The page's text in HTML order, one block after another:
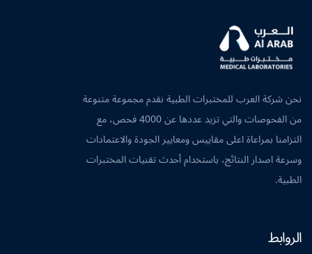
نحن شركة العرب للمختبرات الطبية نقدم مجموعة متنوعة
من الفحوصات والتي تزيد عددها عن 4000 فحص، مع
التزامنا بمراعاة اعلى مقاييس ومعايير الجودة والاعتمادات
وسرعة اصدار النتائج، باستخدام أحدث تقنيات المختبرات
الطبية.
الروابط